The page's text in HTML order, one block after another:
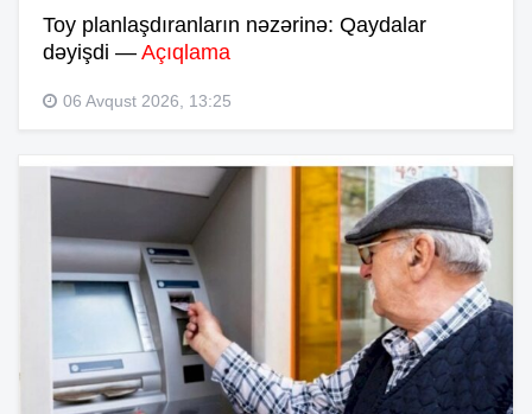
Toy planlaşdıranların nəzərinə: Qaydalar
dəyişdi — Açıqlama
06 Avqust 2026, 13:25